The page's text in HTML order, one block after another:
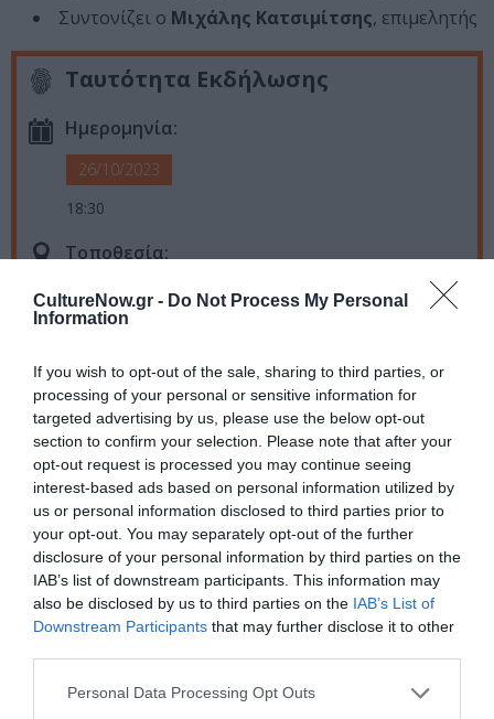
CultureNow.gr - Do Not Process My Personal
Information
If you wish to opt-out of the sale, sharing to third parties, or
processing of your personal or sensitive information for
targeted advertising by us, please use the below opt-out
section to confirm your selection. Please note that after your
opt-out request is processed you may continue seeing
interest-based ads based on personal information utilized by
us or personal information disclosed to third parties prior to
your opt-out. You may separately opt-out of the further
disclosure of your personal information by third parties on the
IAB’s list of downstream participants. This information may
also be disclosed by us to third parties on the IAB’s List of
Downstream Participants that may further disclose it to other
Personal Data Processing Opt Outs
Συντονίζει ο Μιχάλης Κατσιμίτσης, επιμελητής
Ταυτότητα Εκδήλωσης
Ημερομηνία:
26/10/2023
18:30
Τοποθεσία:
ΜΟΝΚ Wine Bar, Καρόρη 4, Μοναστηράκι, Αθήνα
eurasiabooks.gr
Ακολουθήστε το Culturenow.gr στοGoogle Newsκαι
μάθετε πρώτοι όλες τις ειδήσεις
Δείτε όλα τατελευταία νέαγια την Τέχνη και τον
Πολιτισμό στοCulturenow.gr
Νέοι Διαγωνισμοί❯
ΔΩΡΕΑΝ ΕΚΔΗΛΩΣΕΙΣ
ΞΕΝΟΙ ΣΥΓΓΡΑΦΕΙΣ